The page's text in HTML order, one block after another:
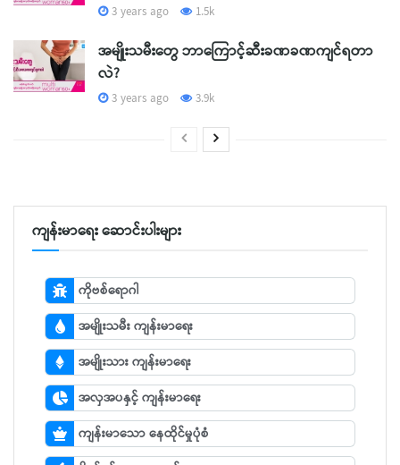
3 years ago 1.5k
အမျိုးသမီးတွေ ဘာကြောင့်ဆီးခဏခဏကျင်ရတာ
လဲ?
3 years ago 3.9k
ကျန်းမာရေး ဆောင်းပါးများ
ကိုဗစ်ရောဂါ
အမျိုးသမီး ကျန်းမာရေး
အမျိုးသား ကျန်းမာရေး
အလှအပနှင့် ကျန်းမာရေး
ကျန်းမာသော နေထိုင်မှုပုံစံ